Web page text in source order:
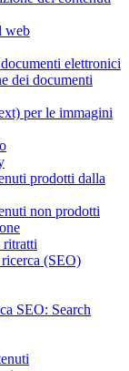
web
elettronici
dei documenti
per le immagini
prodotti dalla
non prodotti
ritratti
(SEO)
SEO: Search